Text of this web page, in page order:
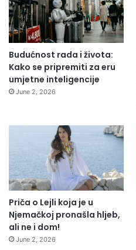
Budućnost rada i života:
Kako se pripremiti za eru
umjetne inteligencije
June 2, 2026
Priča o Lejli koja je u
Njemačkoj pronašla hljeb,
ali ne i dom!
June 2, 2026